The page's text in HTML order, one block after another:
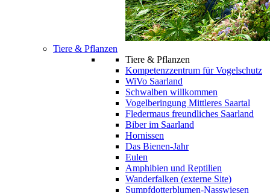
Tiere & Pflanzen
Tiere & Pflanzen
Kompetenzzentrum für Vogelschutz
WiVo Saarland
Schwalben willkommen
Vogelberingung Mittleres Saartal
Fledermaus freundliches Saarland
Biber im Saarland
Hornissen
Das Bienen-Jahr
Eulen
Amphibien und Reptilien
Wanderfalken (externe Site)
Sumpfdotterblumen-Nasswiesen